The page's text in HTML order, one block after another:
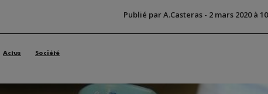
Publié par A.Casteras- 2 mars 2020 à
Actus Société